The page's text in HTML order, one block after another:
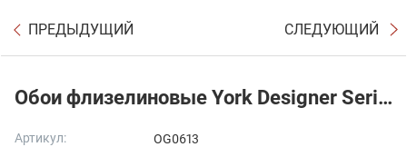
ПРЕДЫДУЩИЙ СЛЕДУЮЩИЙ
Обои флизелиновые York Designer Series - Antonina Vella Elegant HEATHERED WOOL
Артикул:
OG0613